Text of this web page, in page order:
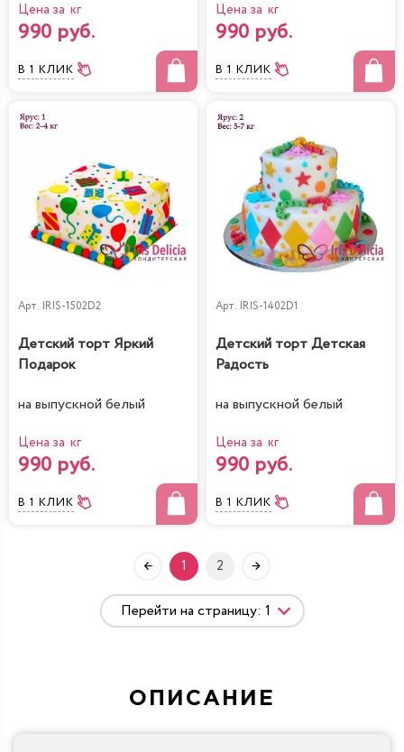
Цена за кг
990 руб.
В 1 КЛИК
Цена за кг
990 руб.
В 1 КЛИК
Арт. IRIS-1502D2
Детский торт Яркий
Подарок
на выпускной белый
Цена за кг
990 руб.
В 1 КЛИК
Арт. IRIS-1402D1
Детский торт Детская
Радость
на выпускной белый
Цена за кг
990 руб.
В 1 КЛИК
1 2
ОПИСАНИЕ